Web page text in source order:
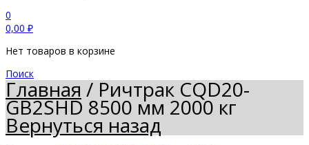
0
0,00 ₽
Нет товаров в корзине
Поиск
Главная/Ричтрак CQD20-
GB2SHD 8500 мм 2000 кг
Вернуться назад